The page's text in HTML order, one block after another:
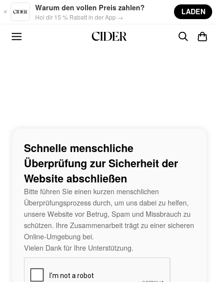
Skip to main content
Warum den vollen Preis zahlen?
Hol dir 15 % Rabatt in der App →
LADEN
Schnelle menschliche
Überprüfung zur Sicherheit der
Website abschließen
Bitte führen Sie einen kurzen menschlichen
Überprüfungsprozess durch, um uns dabei zu helfen,
unsere Website vor Betrug, Spam und Missbrauch zu
schützen. Ihre Zusammenarbeit trägt zu einer sicheren
Online-Umgebung bei.
Vielen Dank für Ihre Unterstützung.